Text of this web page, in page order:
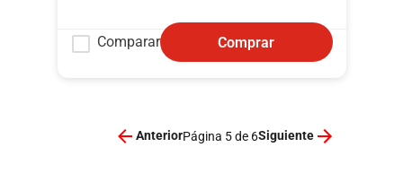
Comparar Comprar
AnteriorPágina 5 de 6Siguiente